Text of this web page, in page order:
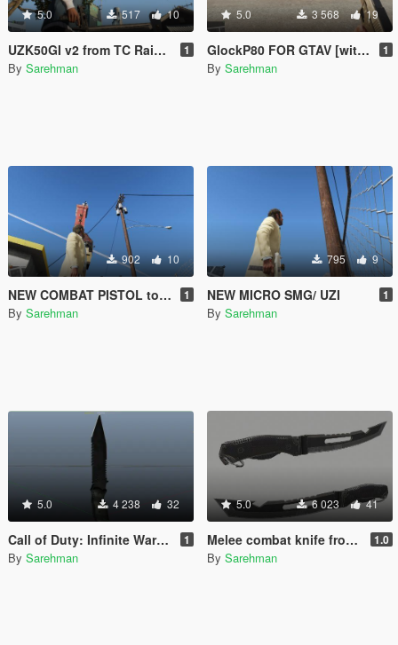
5.0 517 10
UZK50GI v2 from TC Rainbow Six Seige 1
By Sarehman
5.0 3 568 19
GlockP80 FOR GTAV [with tint] 1
By Sarehman
902 10
NEW COMBAT PISTOL to Smith & Wesson MP40 1
By Sarehman
795 9
NEW MICRO SMG/ UZI 1
By Sarehman
5.0 4 238 32
Call of Duty: Infinite Warfare Tactical Knife to GTA V Knife 1
By Sarehman
5.0 6 023 41
Melee combat knife from COD-AW 1.0
By Sarehman